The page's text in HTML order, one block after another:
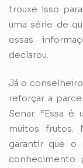
trouxe isso
uma série de
essas
declarou.
Já o
reforçar a
Senar. “Essa
muitos frutos.
garantir que o
conhecimento